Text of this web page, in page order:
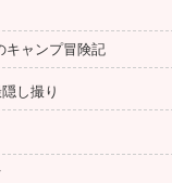
キャンプ冒険記
し撮り